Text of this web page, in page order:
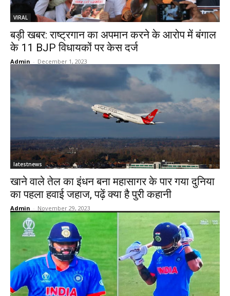
VIRAL
बड़ी खबर: राष्ट्रगान का अपमान करने के आरोप में बंगाल
के 11 BJP विधायकों पर केस दर्ज
Admin - December 1, 2023
latestnews
खाने वाले तेल का इंधन बना महासागर के पार गया दुनिया
का पहला हवाई जहाज, पढ़ें क्या है पुरी कहानी
Admin - November 29, 2023